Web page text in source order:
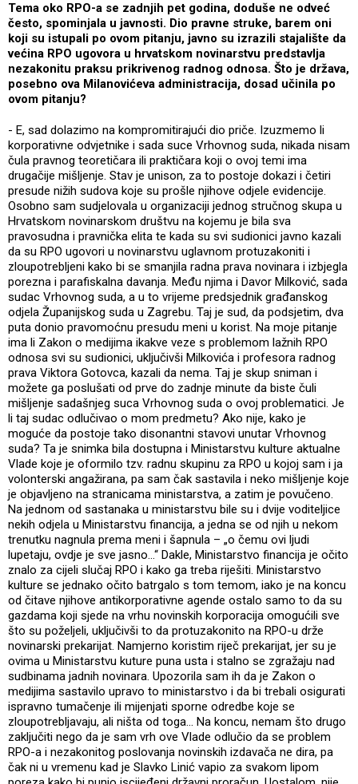
Tema oko RPO-a se zadnjih pet godina, doduše ne odveć
često, spominjala u javnosti. Dio pravne struke, barem oni
koji su istupali po ovom pitanju, javno su izrazili stajalište da
većina RPO ugovora u hrvatskom novinarstvu predstavlja
nezakonitu praksu prikrivenog radnog odnosa. Što je država,
posebno ova Milanovićeva administracija, dosad učinila po
ovom pitanju?
- E, sad dolazimo na kompromitirajući dio priče. Izuzmemo li
korporativne odvjetnike i sada suce Vrhovnog suda, nikada nisam
čula pravnog teoretičara ili praktičara koji o ovoj temi ima
drugačije mišljenje. Stav je unison, za to postoje dokazi i četiri
presude nižih sudova koje su prošle njihove odjele evidencije.
Osobno sam sudjelovala u organizaciji jednog stručnog skupa u
Hrvatskom novinarskom društvu na kojemu je bila sva
pravosudna i pravnička elita te kada su svi sudionici javno kazali
da su RPO ugovori u novinarstvu uglavnom protuzakoniti i
zloupotrebljeni kako bi se smanjila radna prava novinara i izbjegla
porezna i parafiskalna davanja. Među njima i Davor Milković, sada
sudac Vrhovnog suda, a u to vrijeme predsjednik građanskog
odjela Županijskog suda u Zagrebu. Taj je sud, da podsjetim, dva
puta donio pravomoćnu presudu meni u korist. Na moje pitanje
ima li Zakon o medijima ikakve veze s problemom lažnih RPO
odnosa svi su sudionici, uključivši Milkovića i profesora radnog
prava Viktora Gotovca, kazali da nema. Taj je skup sniman i
možete ga poslušati od prve do zadnje minute da biste čuli
mišljenje sadašnjeg suca Vrhovnog suda o ovoj problematici. Je
li taj sudac odlučivao o mom predmetu? Ako nije, kako je
moguće da postoje tako disonantni stavovi unutar Vrhovnog
suda? Ta je snimka bila dostupna i Ministarstvu kulture aktualne
Vlade koje je oformilo tzv. radnu skupinu za RPO u kojoj sam i ja
volonterski angažirana, pa sam čak sastavila i neko mišljenje koje
je objavljeno na stranicama ministarstva, a zatim je povučeno.
Na jednom od sastanaka u ministarstvu bile su i dvije voditeljice
nekih odjela u Ministarstvu financija, a jedna se od njih u nekom
trenutku nagnula prema meni i šapnula – „o čemu ovi ljudi
lupetaju, ovdje je sve jasno...“ Dakle, Ministarstvo financija je očito
znalo za cijeli slučaj RPO i kako ga treba riješiti. Ministarstvo
kulture se jednako očito batrgalo s tom temom, iako je na koncu
od čitave njihove antikorporativne agende ostalo samo to da su
gazdama koji sjede na vrhu novinskih korporacija omogućili sve
što su poželjeli, uključivši to da protuzakonito na RPO-u drže
novinarski prekarijat. Namjerno koristim riječ prekarijat, jer su je
ovima u Ministarstvu kuture puna usta i stalno se zgražaju nad
sudbinama jadnih novinara. Upozorila sam ih da je Zakon o
medijima sastavilo upravo to ministarstvo i da bi trebali osigurati
ispravno tumačenje ili mijenjati sporne odredbe koje se
zloupotrebljavaju, ali ništa od toga... Na koncu, nemam što drugo
zaključiti nego da je sam vrh ove Vlade odlučio da se problem
RPO-a i nezakonitog poslovanja novinskih izdavača ne dira, pa
čak ni u vremenu kad je Slavko Linić vapio za svakom lipom